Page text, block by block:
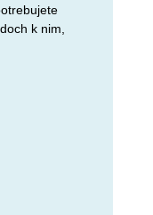
k nim,